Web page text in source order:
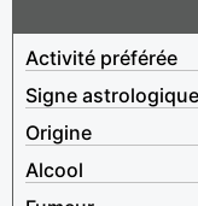
Activité préférée
Signe astrologique
Origine
Alcool